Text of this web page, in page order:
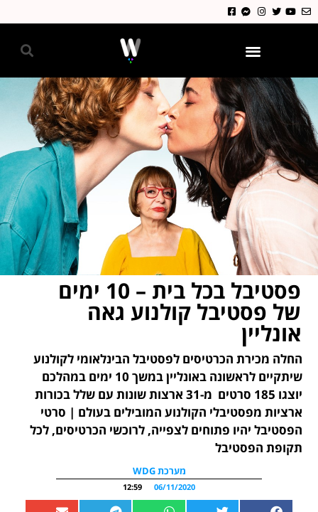
פסטיבל בכל בית – 10 ימים
של פסטיבל קולנוע גאה
אונליין
החלה מכירת הכרטיסים לפסטיבל הבינלאומי לקולנוע
שיתקיים לראשונה באונליין במשך 10 ימים במהלכם
יוצגו 185 סרטים מ-31 ארצות שונות עם שלל בכורות
ארציות מפסטיבלי הקולנוע המובילים בעולם | סרטי
הפסטיבל יהיו פתוחים לצפייה, לרוכשי הכרטיסים, לכל
תקופת הפסטיבל
מערכת WDG
06/11/2020
12:59